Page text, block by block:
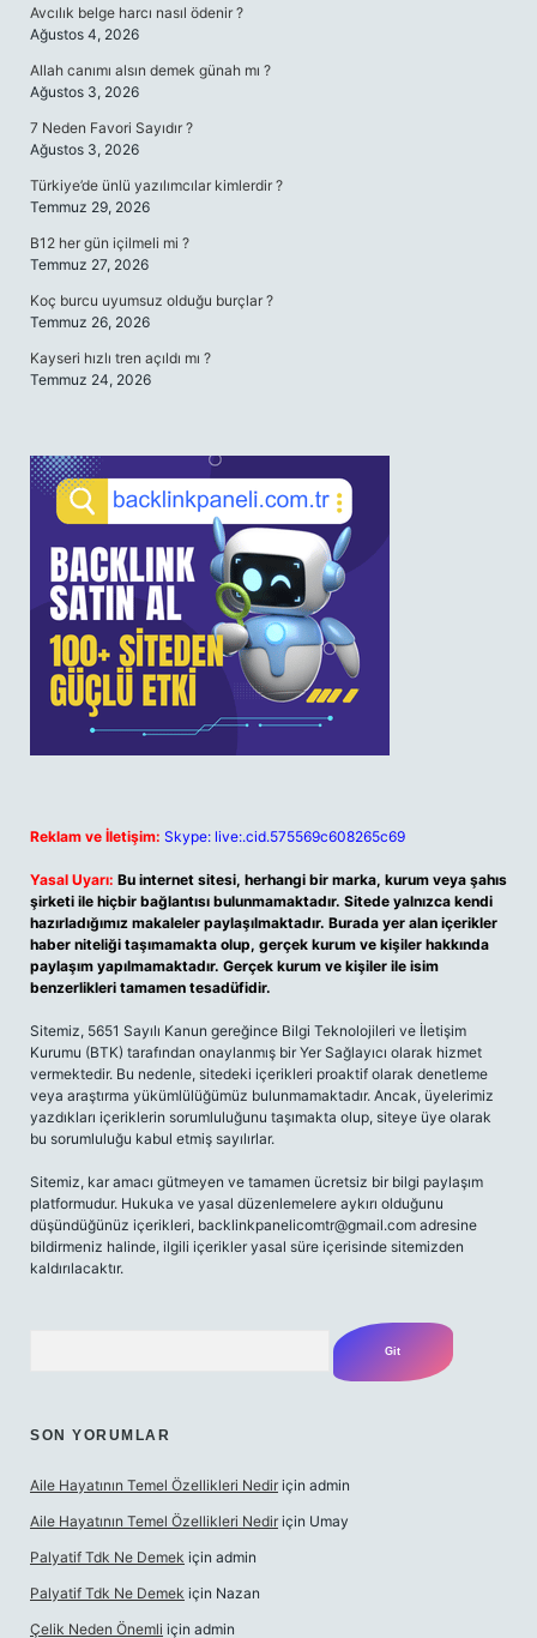
Avcılık belge harcı nasıl ödenir ?
Ağustos 4, 2026
Allah canımı alsın demek günah mı ?
Ağustos 3, 2026
7 Neden Favori Sayıdır ?
Ağustos 3, 2026
Türkiye’de ünlü yazılımcılar kimlerdir ?
Temmuz 29, 2026
B12 her gün içilmeli mi ?
Temmuz 27, 2026
Koç burcu uyumsuz olduğu burçlar ?
Temmuz 26, 2026
Kayseri hızlı tren açıldı mı ?
Temmuz 24, 2026
Reklam ve İletişim: Skype: live:.cid.575569c608265c69
Yasal Uyarı: Bu internet sitesi, herhangi bir marka, kurum veya şahıs
şirketi ile hiçbir bağlantısı bulunmamaktadır. Sitede yalnızca kendi
hazırladığımız makaleler paylaşılmaktadır. Burada yer alan içerikler
haber niteliği taşımamakta olup, gerçek kurum ve kişiler hakkında
paylaşım yapılmamaktadır. Gerçek kurum ve kişiler ile isim
benzerlikleri tamamen tesadüfidir.
Sitemiz, 5651 Sayılı Kanun gereğince Bilgi Teknolojileri ve İletişim
Kurumu (BTK) tarafından onaylanmış bir Yer Sağlayıcı olarak hizmet
vermektedir. Bu nedenle, sitedeki içerikleri proaktif olarak denetleme
veya araştırma yükümlülüğümüz bulunmamaktadır. Ancak, üyelerimiz
yazdıkları içeriklerin sorumluluğunu taşımakta olup, siteye üye olarak
bu sorumluluğu kabul etmiş sayılırlar.
Sitemiz, kar amacı gütmeyen ve tamamen ücretsiz bir bilgi paylaşım
platformudur. Hukuka ve yasal düzenlemelere aykırı olduğunu
düşündüğünüz içerikleri, backlinkpanelicomtr@gmail.com adresine
bildirmeniz halinde, ilgili içerikler yasal süre içerisinde sitemizden
kaldırılacaktır.
SON YORUMLAR
Aile Hayatının Temel Özellikleri Nedir için admin
Aile Hayatının Temel Özellikleri Nedir için Umay
Palyatif Tdk Ne Demek için admin
Palyatif Tdk Ne Demek için Nazan
Çelik Neden Önemli için admin